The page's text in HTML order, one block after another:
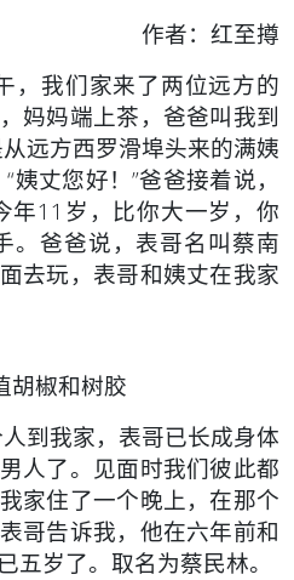
作者：红至撙
我们家来了两位远方的
妈妈端上茶，爸爸叫我到
远方西罗滑埠头来的满姨
姨丈您好！”爸爸接着说，
年11岁，比你大一岁，你
。爸爸说，表哥名叫蔡南
去玩，表哥和姨丈在我家
胡椒和树胶
到我家，表哥已长成身体
人了。见面时我们彼此都
家住了一个晚上，在那个
哥告诉我，他在六年前和
五岁了。取名为蔡民林。